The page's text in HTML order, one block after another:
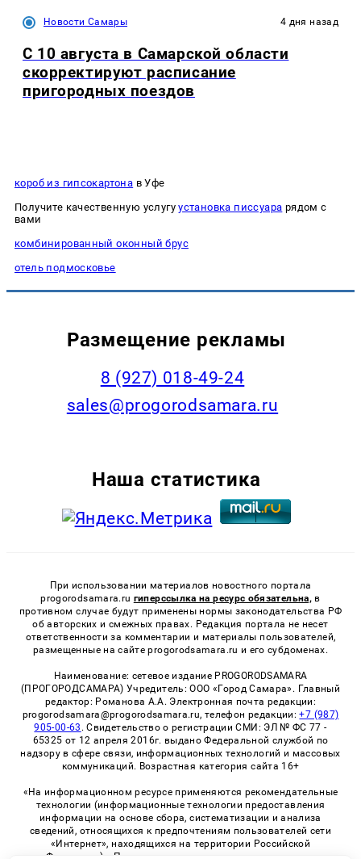
Новости Самары 4 дня назад
С 10 августа в Самарской области
скорректируют расписание
пригородных поездов
короб из гипсокартона в Уфе
Получите качественную услугуустановка писсуара рядом с
вами
комбинированный оконный брус
отель подмосковье
Размещение рекламы
8 (927) 018-49-24
sales@progorodsamara.ru
Наша статистика
При использовании материалов новостного портала
progorodsamara.ru гиперссылка на ресурс обязательна, в
противном случае будут применены нормы законодательства РФ
об авторских и смежных правах. Редакция портала не несет
ответственности за комментарии и материалы пользователей,
размещенные на сайте progorodsamara.ru и его субдоменах.
Наименование: сетевое издание PROGORODSAMARA
(ПРОГОРОДСАМАРА) Учредитель: ООО «Город Самара». Главный
редактор: Романова А.А. Электронная почта редакции:
progorodsamara@progorodsamara.ru, телефон редакции:+7 (987)
905-00-63 . Свидетельство о регистрации СМИ: ЭЛ № ФС 77 -
65325 от 12 апреля 2016г. выдано Федеральной службой по
надзору в сфере связи, информационных технологий и массовых
коммуникаций. Возрастная категория сайта 16+
«На информационном ресурсе применяются рекомендательные
технологии (информационные технологии предоставления
информации на основе сбора, систематизации и анализа
сведений, относящихся к предпочтениям пользователей сети
«Интернет», находящихся на территории Российской
Федерации)». Правила применения рекомендательных